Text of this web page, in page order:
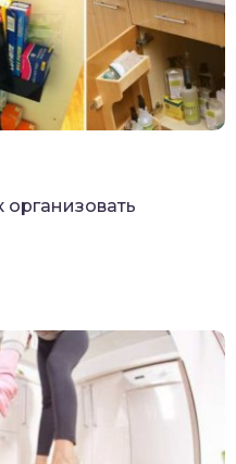
организовать